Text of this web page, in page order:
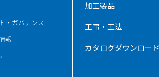
・ガバナンス
報
ー
加工製品
工事・工法
カタログダウンロード